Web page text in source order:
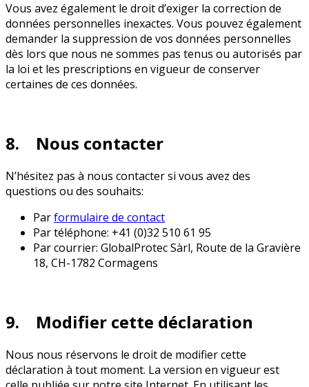
Vous avez également le droit d’exiger la correction de
données personnelles inexactes. Vous pouvez également
demander la suppression de vos données personnelles
dès lors que nous ne sommes pas tenus ou autorisés par
la loi et les prescriptions en vigueur de conserver
certaines de ces données.
8. Nous contacter
N’hésitez pas à nous contacter si vous avez des
questions ou des souhaits:
Parformulaire de contact
Par téléphone: +41 (0)32 510 61 95
Par courrier: GlobalProtec Sàrl, Route de la Gravière
18, CH-1782 Cormagens
9. Modifier cette déclaration
Nous nous réservons le droit de modifier cette
déclaration à tout moment. La version en vigueur est